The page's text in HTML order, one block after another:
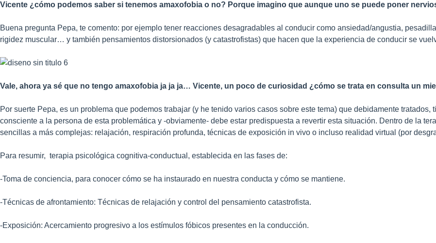
Vicente ¿cómo podemos saber si tenemos amaxofobia o no? Porque imagino que aunque uno se puede poner
Buena pregunta Pepa, te comento: por ejemplo tener reacciones desagradables al conducir como ansiedad/angustia,
rigidez muscular… y también pensamientos distorsionados (y catastrofistas) que hacen que la experiencia de conducir se
Vale, ahora ya sé que no tengo amaxofobia ja ja ja… Vicente, un poco de curiosidad ¿cómo se trata en consulta un
Por suerte Pepa, es un problema que podemos trabajar (y he tenido varios casos sobre este tema) que debidamente
consciente a la persona de esta problemática y -obviamente- debe estar predispuesta a revertir esta situación. Dentro de la
sencillas a más complejas: relajación, respiración profunda, técnicas de exposición in vivo o incluso realidad virtual (por
Para resumir, terapia psicológica cognitiva-conductual, establecida en las fases de:
-Toma de conciencia, para conocer cómo se ha instaurado en nuestra conducta y cómo se mantiene.
-Técnicas de afrontamiento: Técnicas de relajación y control del pensamiento catastrofista.
-Exposición: Acercamiento progresivo a los estímulos fóbicos presentes en la conducción.